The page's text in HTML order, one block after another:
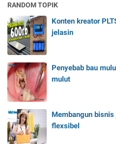
RANDOM TOPIK
Konten kreator
jelasin
Penyebab bau
mulut
Membangun
flexsibel